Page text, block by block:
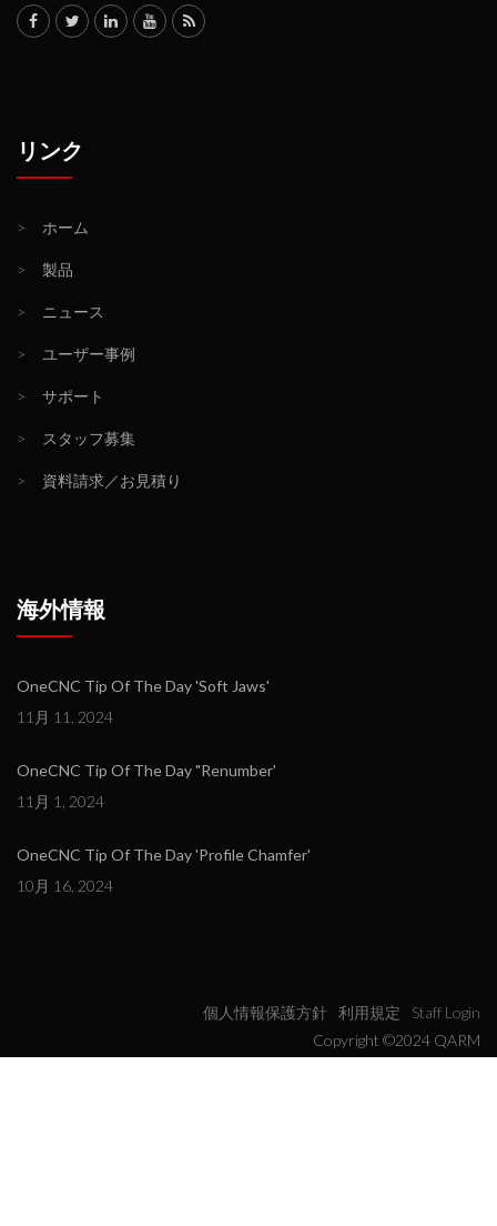
リンク
> ホーム
> 製品
> ニュース
> ユーザー事例
> サポート
> スタッフ募集
> 資料請求／お見積り
海外情報
OneCNC Tip Of The Day 'Soft Jaws'
11月 11, 2024
OneCNC Tip Of The Day "Renumber'
11月 1, 2024
OneCNC Tip Of The Day 'Profile Chamfer'
10月 16, 2024
個人情報保護方針 利用規定
Staff Login
Copyright ©2024 QARM